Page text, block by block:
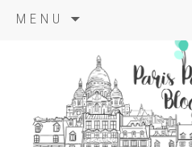
MENU
principal
paris